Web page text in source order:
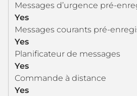
Messages d’urgence pré-
Yes
Messages courants pré-
Yes
Planificateur de messages
Yes
Commande à distance
Yes